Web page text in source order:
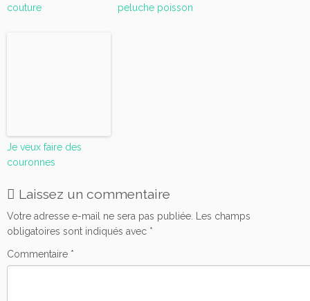
couture
peluche poisson
Je veux faire des
couronnes
Laissez un commentaire
Votre adresse e-mail ne sera pas publiée. Les champs
obligatoires sont indiqués avec *
Commentaire *